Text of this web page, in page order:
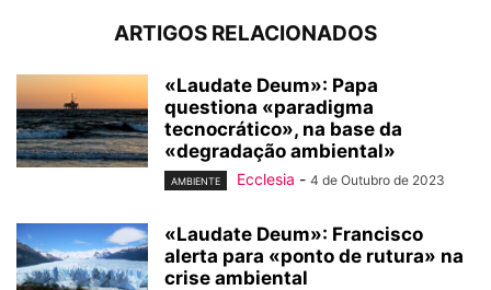
ARTIGOS RELACIONADOS
«Laudate Deum»: Papa
questiona «paradigma
tecnocrático», na base da
«degradação ambiental»
AMBIENTE Ecclesia - 4 de Outubro de 2023
«Laudate Deum»: Francisco
alerta para «ponto de rutura» na
crise ambiental